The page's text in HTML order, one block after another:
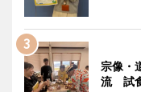
宗像・
流 試